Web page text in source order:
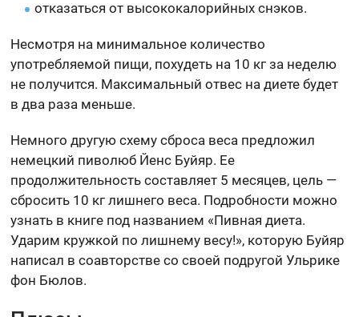
отказаться от высококалорийных снэков.
Несмотря на минимальное количество
употребляемой пищи, похудеть на 10 кг за неделю
не получится. Максимальный отвес на диете будет
в два раза меньше.
Немного другую схему сброса веса предложил
немецкий пиволюб Йенс Буйяр. Ее
продолжительность составляет 5 месяцев, цель —
сбросить 10 кг лишнего веса. Подробности можно
узнать в книге под названием «Пивная диета.
Ударим кружкой по лишнему весу!», которую Буйяр
написал в соавторстве со своей подругой Ульрике
фон Бюлов.